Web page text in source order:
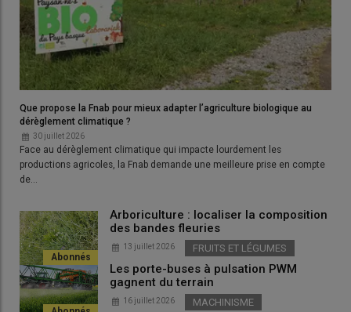
Elle réclame par ailleurs la priorisation des projets bio dans les
aides aux investissements.
A relire :
Reliquats d’aide PAC bio : quelles
Annie Genevard ?
Que propose la Fnab pour mieux adapter l’agriculture biologique au
dérèglement climatique ?
30 juillet 2026
Face au dérèglement climatique qui impacte lourdement les
productions agricoles, la Fnab demande une meilleure prise en compte
de…
Arboriculture : localiser la composition
des bandes fleuries
13 juillet 2026 FRUITS ET LÉGUMES
Les porte-buses à pulsation PWM
gagnent du terrain
16 juillet 2026 MACHINISME